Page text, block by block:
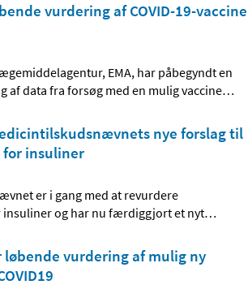
vurdering af COVID-19-vaccine
EMA, har påbegyndt en
af data fra forsøg med en mulig vaccine…
nye forslag til
insuliner
er i gang med at revurdere
og har nu færdiggjort et nyt…
løbende vurdering af mulig ny